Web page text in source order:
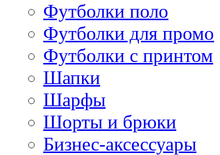
Футболки поло
Футболки для промо
Футболки с принтом
Шапки
Шарфы
Шорты и брюки
Бизнес-аксессуары